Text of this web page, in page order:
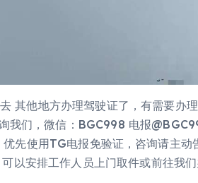
其他地方办理驾驶证了，有需要办
我们，微信：BGC998 电报
使用TG电报免验证，咨询请主动
以安排工作人员上门取件或前往我